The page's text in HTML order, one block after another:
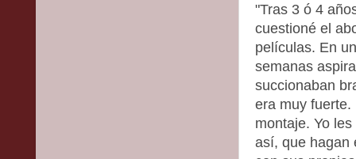
"Tras 3 ó 4
cuestioné el
películas. En
semanas
succionaban
era muy
montaje. Yo
así, que hagan